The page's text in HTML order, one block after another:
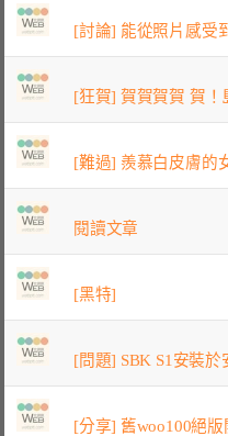
[討論] 能從照片感受
[狂賀] 賀賀賀賀 賀！
[難過] 羨慕白皮膚的
閱讀文章
[黑特]
[問題] SBK S1安裝於
[分享] 舊woo100絕版